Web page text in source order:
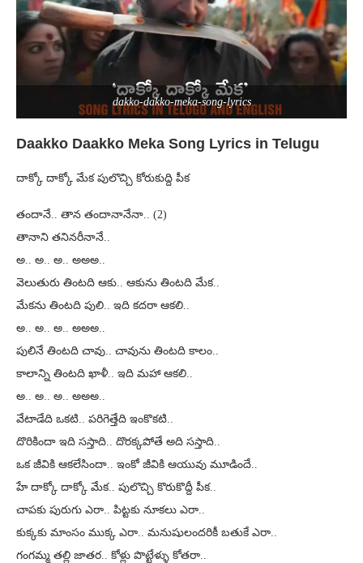
dakko-dakko-meka-song-lyrics
Daakko Daakko Meka Song Lyrics in Telugu
దాక్కో దాక్కో మేక పులొచ్చి కోరుకుద్ది పీక
తందానే.. తాన తందానానేనా.. (2)
తానాని తనినరీనానే..
అ.. అ.. అ.. అఅఅ..
వెలుతురు తింటది ఆకు.. ఆకును తింటది మేక..
మేకను తింటది పులి.. ఇది కదరా ఆకలి..
అ.. అ.. అ.. అఅఅ..
పులినే తింటది చావు.. చావును తింటది కాలం..
కాలాన్ని తింటది ఖాళీ.. ఇది మహా ఆకలి..
అ.. అ.. అ.. అఅఅ..
వేటాడేది ఒకటి.. పరిగెత్తేది ఇంకొకటి..
దొరికిందా ఇది సస్తాది.. దొరక్కపోతే అది సస్తాది..
ఒక జీవికి ఆకలేసిందా.. ఇంకో జీవికి ఆయువు మూడిందే..
హే దాక్కో దాక్కో మేక.. పులొచ్చి కొరుకొద్దీ పీక..
చాపకు పురుగు ఎరా.. పిట్టకు నూకలు ఎరా..
కుక్కకు మాంసం ముక్క ఎరా.. మనుషులందరికీ బతుకే ఎరా..
గంగమ్మ తల్లి జాతర.. కోళ్లు పొట్టేళ్ళు కోతరా..